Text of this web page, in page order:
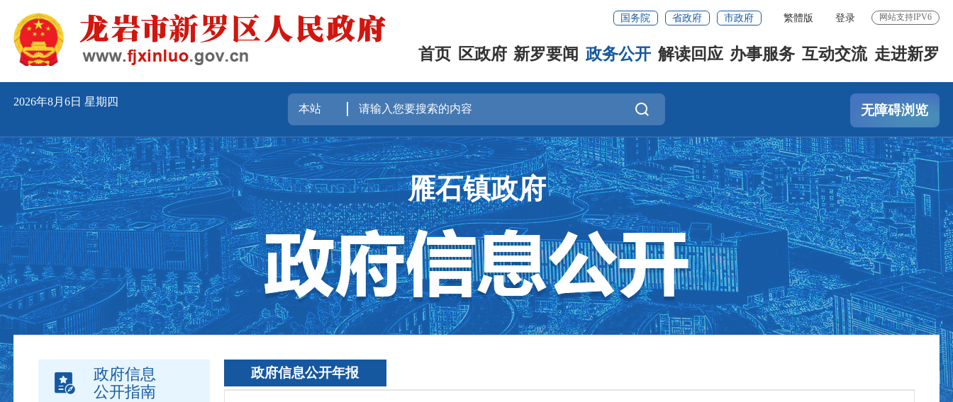
国务院 省政府 市政府 繁體版 登录 网站支持IPV6
首页 区政府 新罗要闻 政务公开 解读回应 办事服务 互动交流 走进新罗
2026年8月6日 星期四
无障碍浏览
雁石镇政府
政府信息
公开指南
政府信息公开年报